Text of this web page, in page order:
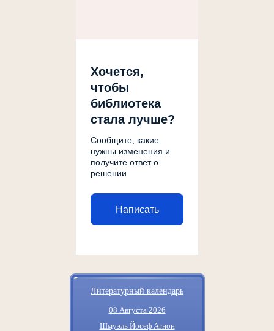
Хочется,
чтобы
библиотека
стала лучше?
Сообщите, какие
нужны изменения и
получите ответ о
решении
Написать
Литературный календарь
08 Августа 2026
Шмуэль Йосеф Агнон